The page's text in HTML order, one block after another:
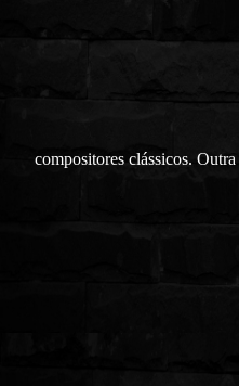
compositores clássicos.